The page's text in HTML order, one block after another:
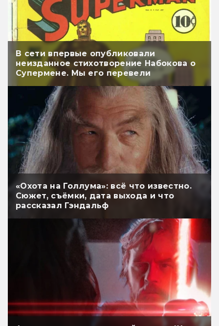
В сети впервые опубликовали
неизданное стихотворение Набокова о
Супермене. Мы его перевели
«Охота на Голлума»: всё что известно.
Сюжет, съёмки, дата выхода и что
рассказал Гэндальф